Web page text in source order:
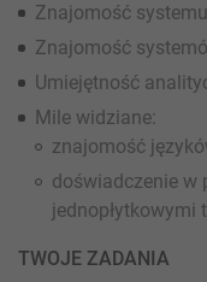
Znajomość
Znajomość
Umiejętność
Mile widziane:
znajomość
doświadczenie w
jednopłytkowymi
TWOJE ZADANIA